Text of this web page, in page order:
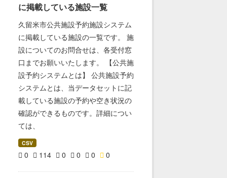
に掲載している施設一覧
久留米市公共施設予約施設システム
に掲載している施設の一覧です。 施
設についてのお問合せは、各受付窓
口までお願いいたします。 【公共施
設予約システムとは】 公共施設予約
システムとは、当データセットに記
載している施設の予約や空き状況の
確認ができるものです。詳細につい
ては、
CSV
0 114 0 0 0 0